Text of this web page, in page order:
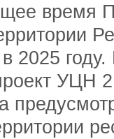
время
в 2025
УЦН